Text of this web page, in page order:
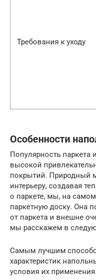
Требования к уходу
Особенности
Популярность паркета
высокой
покрытий. Природный
интерьеру, создавая
о паркете, мы, на
паркетную доску. Она
от паркета и внешне
мы расскажем в
Самым лучшим
характеристик
условия их